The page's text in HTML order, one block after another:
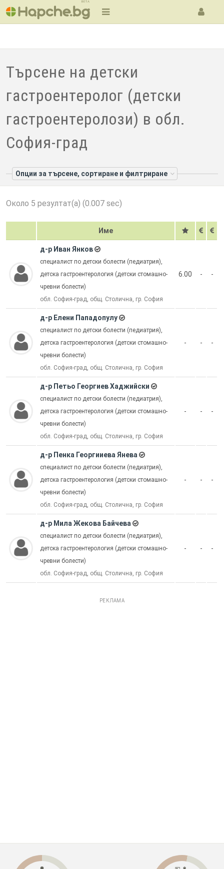
BETA
Търсене на детски
гастроентеролог (детски
гастроентеролози) в обл.
София-град
Опции за търсене, сортиране и филтриране
Около 5 резултат(а) (0.007 sec)
Име
д-р Иван Янков
специалист по детски болести (педиатрия),
детска гастроентерология (детски стомашно-
чревни болести)
обл. София-град, общ. Столична, гр. София
6.00 - -
д-р Елени Пападопулу
специалист по детски болести (педиатрия),
детска гастроентерология (детски стомашно-
чревни болести)
обл. София-град, общ. Столична, гр. София
- - -
д-р Петьо Георгиев Хаджийски
специалист по детски болести (педиатрия),
детска гастроентерология (детски стомашно-
чревни болести)
обл. София-град, общ. Столична, гр. София
- - -
д-р Пенка Георгииева Янева
специалист по детски болести (педиатрия),
детска гастроентерология (детски стомашно-
чревни болести)
обл. София-град, общ. Столична, гр. София
- - -
д-р Мила Жекова Байчева
специалист по детски болести (педиатрия),
детска гастроентерология (детски стомашно-
чревни болести)
обл. София-град, общ. Столична, гр. София
- - -
РЕКЛАМА